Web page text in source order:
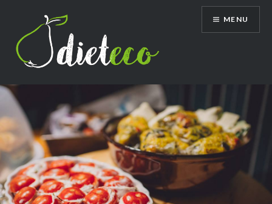
treści
Dietetyk Bydgoszcz Toruń, poradnia
dietetyczna, dietetyk dziecięcy
MENU